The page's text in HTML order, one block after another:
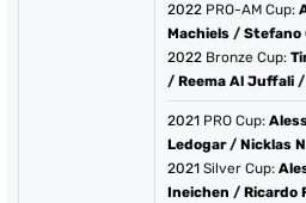
2022 PRO-AM Cup:
Machiels / Stefano
2022 Bronze Cup:
/ Reema Al Juffali /
2021 PRO Cup:
Ledogar/ Nicklas
2021 Silver Cup:
Ineichen / Ricardo